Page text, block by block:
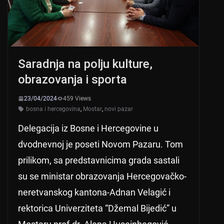
Saradnja na polju kulture,
obrazovanja i sporta
23/04/2024
459 Views
bosna i hercegovina, Mostar, novi pazar
Delegacija iz Bosne i Hercegovine u
dvodnevnoj je poseti Novom Pazaru. Tom
prilikom, sa predstavnicima grada sastali
su se ministar obrazovanja Hercegovačko-
neretvanskog kantona-Adnan Velagić i
rektorica Univerziteta “Džemal Bijedić” u